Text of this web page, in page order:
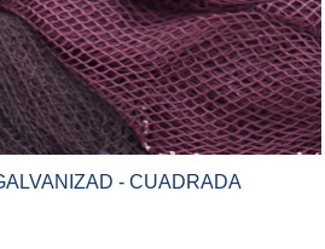
- CUADRADA